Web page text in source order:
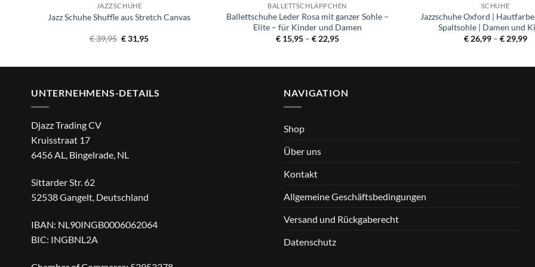
JAZZSCHUHE
Jazz Schuhe Shuffle aus Stretch Canvas
€39,95 Ursprünglicher
Preis
€31,95Aktueller
BALLETTSCHLÄPPCHEN
Ballettschuhe Leder Rosa mit ganzer Sohle –
Elite – für Kinder und Damen
€15,95 – €22,95Preisspanne:
SCHUHE
Jazzschuhe Oxford |
Spaltsohle | Damen und
€26,99 – €29,99
UNTERNEHMENS-DETAILS
Djazz Trading CV
Kruisstraat 17
6456 AL, Bingelrade, NL
Sittarder Str. 62
52538 Gangelt, Deutschland
IBAN: NL90INGB0006062064
BIC: INGBNL2A
NAVIGATION
Shop
Über uns
Kontakt
Allgemeine Geschäftsbedingungen
Versand und Rückgaberecht
Datenschutz